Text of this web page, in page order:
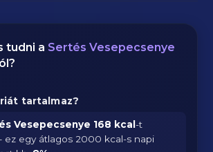
tudni a Sertés Vesepecsenye
tartalmaz?
Vesepecsenye 168 kcal-t
ez egy átlagos 2000 kcal-s napi